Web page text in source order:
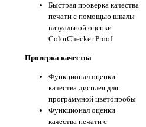
Быстрая проверка качества
печати с помощью шкалы
визуальной оценки
ColorChecker Proof
Проверка качества
Функционал оценки
качества дисплея для
программной цветопробы
Функционал оценки
качества печати с